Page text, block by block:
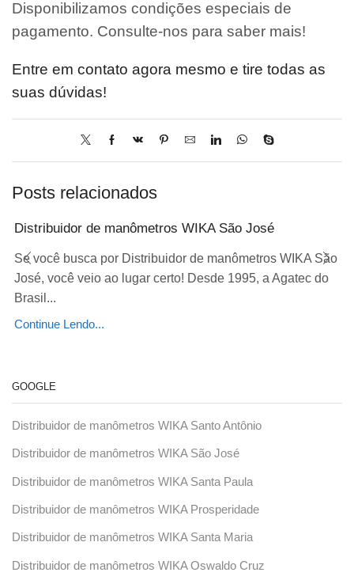
Disponibilizamos condições especiais de
pagamento. Consulte-nos para saber mais!
Entre em contato agora mesmo e tire todas as
suas dúvidas!
Posts relacionados
Distribuidor de manômetros WIKA São José
Se você busca por Distribuidor de manômetros WIKA São
José, você veio ao lugar certo! Desde 1995, a Agatec do
Brasil...
Continue Lendo...
GOOGLE
Distribuidor de manômetros WIKA Santo Antônio
Distribuidor de manômetros WIKA São José
Distribuidor de manômetros WIKA Santa Paula
Distribuidor de manômetros WIKA Prosperidade
Distribuidor de manômetros WIKA Santa Maria
Distribuidor de manômetros WIKA Oswaldo Cruz